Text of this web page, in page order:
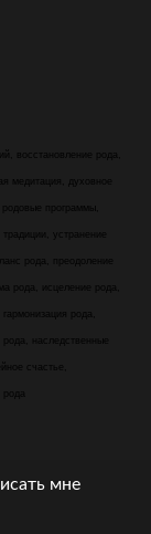
восстановление рода,
медитация, духовное
программы,
устранение
рода, преодоление
рода, исцеление рода,
рода,
наследственные
счастье,
мне